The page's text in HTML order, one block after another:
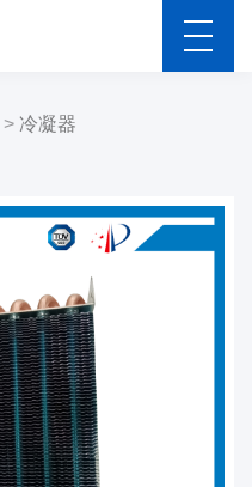
> 冷凝器